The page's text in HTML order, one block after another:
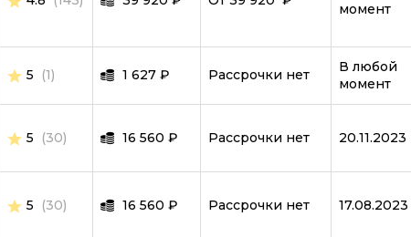
Битрикс
ASP.NET Core
момент
5 (1) 1 627 ₽ Рассрочки нет
В любой
момент
5 (30) 16 560 ₽ Рассрочки нет 20.11.2023
5 (30) 16 560 ₽ Рассрочки нет 17.08.2023